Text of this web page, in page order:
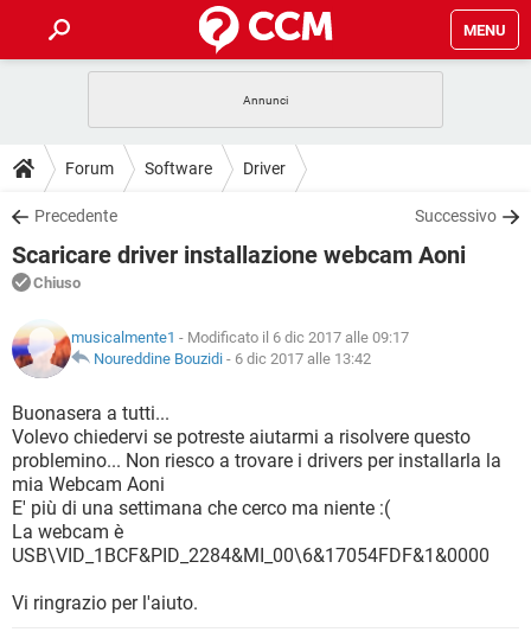
MENU
INTRATTENIMENTO ANDROID
iOS
INSTAGRAM WHATSAPP
TIKTOK
HARDWARE
GUIDE
COVID-19 GAMING
iOS
TIKTOK FACEBOOK
DOWNLOAD
COVID-19 GAMING
INTRATTENIMENTO
iOS WINDOWS 10
INSTAGRAM
TIKTOK
HARDWARE
FORUM
INTRATTENIMENTO ANDROID
INSTAGRAM WHATSAPP
TIKTOK
HARDWARE
GLOSSARIO
COVID-19
INTRATTENIMENTO
iOS WINDOWS 10
INSTAGRAM WHATSAPP
TIKTOK
Forum Software Driver
Precedente Successivo
Scaricare driver installazione webcam Aoni
Chiuso
musicalmente1 - Modificato il 6 dic 2017 alle 09:17
Noureddine Bouzidi - 6 dic 2017 alle 13:42
Buonasera a tutti...
Volevo chiedervi se potreste aiutarmi a risolvere questo
problemino... Non riesco a trovare i drivers per installarla la
mia Webcam Aoni
E' più di una settimana che cerco ma niente :(
La webcam è
USB\VID_1BCF&PID_2284&MI_00\6&17054FDF&1&0000
Vi ringrazio per l'aiuto.